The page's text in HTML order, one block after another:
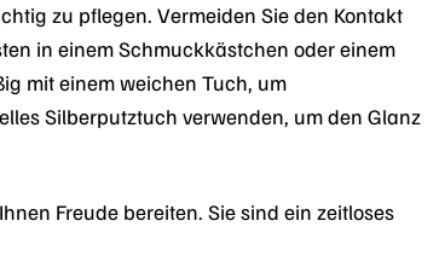
zu pflegen. Vermeiden Sie den Kontakt
in einem Schmuckkästchen oder einem
mit einem weichen Tuch, um
Silberputztuch verwenden, um den Glanz
Freude bereiten. Sie sind ein zeitloses